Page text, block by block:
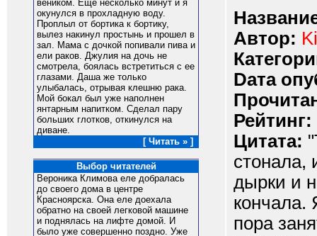
веником. Еще несколько минут и я
окунулся в прохладную воду.
Проплыл от бортика к бортику,
вылез накинул простынь и прошел в
зал. Мама с дочкой попивали пива и
ели раков. Джулия на дочь не
смотрела, боялась встретиться с ее
глазами. Даша же только
улыбалась, отрывая клешню рака.
Мой бокал был уже наполнен
янтарным напитком. Сделал пару
больших глотков, откинулся на
диване.
[ Читать » ]
Выбор читателей
Вероника Климова еле добралась
до своего дома в центре
Красноярска. Она еле доехала
обратно на своей легковой машине
и поднялась на лифте домой. И
было уже совершенно поздно. Уже
Автор:
Dата
Рейтинг:
Цитата:
стонала,
дырки и
кончала.
пора